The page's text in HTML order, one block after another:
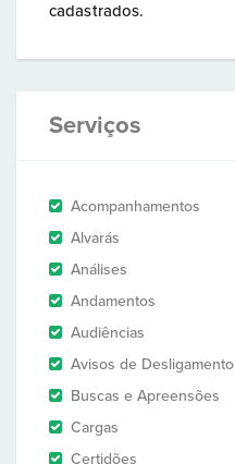
cadastrados.
Serviços
Acompanhamentos
Alvarás
Análises
Andamentos
Audiências
Avisos de Desligamento
Buscas e Apreensões
Cargas
Certidões